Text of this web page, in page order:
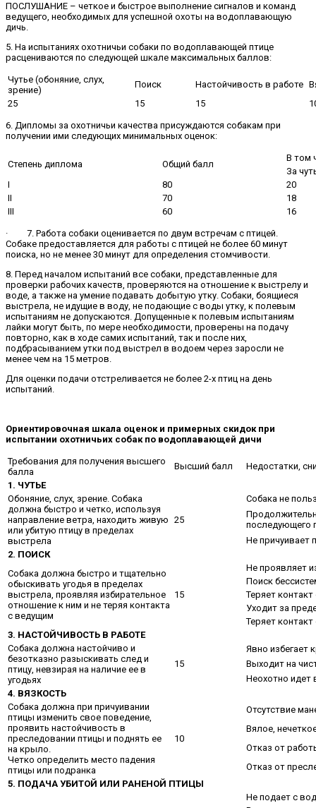
ПОСЛУШАНИЕ – четкое и быстрое выполнение сигналов и команд
ведущего, необходимых для успешной охоты на водоплавающую
дичь.
5. На испытаниях охотничьи собаки по водоплавающей птице
расцениваются по следующей шкале максимальных баллов:
Чутье (обоняние, слух,
зрение)
Поиск Настойчивость в работе
25
15 15
6. Дипломы за охотничьи качества присуждаются собакам при
получении ими следующих минимальных оценок:
Степень диплома Общий балл
В том
За
I
80
20
II
70
18
III
60 16
· 7. Работа собаки оценивается по двум встречам с птицей.
Собаке предоставляется для работы с птицей не более 60 минут
поиска, но не менее 30 минут для определения стомчивости.
8. Перед началом испытаний все собаки, представленные для
проверки рабочих качеств, проверяются на отношение к выстрелу и
воде, а также на умение подавать добытую утку. Собаки, боящиеся
выстрела, не идущие в воду, не подающие с воды утку, к полевым
испытаниям не допускаются. Допущенные к полевым испытаниям
лайки могут быть, по мере необходимости, проверены на подачу
повторно, как в ходе самих испытаний, так и после них,
подбрасыванием утки под выстрел в водоем через заросли не
менее чем на 15 метров.
Для оценки подачи отстреливается не более 2-х птиц на день
испытаний.
Ориентировочная шкала оценок и примерных скидок при
испытании охотничьих собак по водоплавающей дичи
Требования для получения высшего
балла
Высший балл
Недостатки,
1. ЧУТЬЕ
Обоняние, слух, зрение. Собака
должна быстро и четко, используя
направление ветра, находить живую
или убитую птицу в пределах
выстрела
25
Собака не
последующего
Не причуивает
2. ПОИСК
Собака должна быстро и тщательно
обыскивать угодья в пределах
выстрела, проявляя избирательное
отношение к ним и не теряя контакта
с ведущим
15
Не проявляет
Поиск
Теряет
Уходит за
Теряет
3. НАСТОЙЧИВОСТЬ В РАБОТЕ
Собака должна настойчиво и
безотказно разыскивать след и
птицу, невзирая на наличие ее в
угодьях
15
Явно избегает
Выходит на
Неохотно идет
4. ВЯЗКОСТЬ
Собака должна при причуивании
птицы изменить свое поведение,
проявить настойчивость в
преследовании птицы и поднять ее
на крыло.
Четко определить место падения
птицы или подранка
10
Отсутствие
Вялое,
Отказ от
Отказ от
5. ПОДАЧА УБИТОЙ ИЛИ РАНЕНОЙ ПТИЦЫ
Не подает с